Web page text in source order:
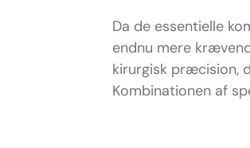
Da de essentielle
endnu mere
kirurgisk præcision,
Kombinationen af